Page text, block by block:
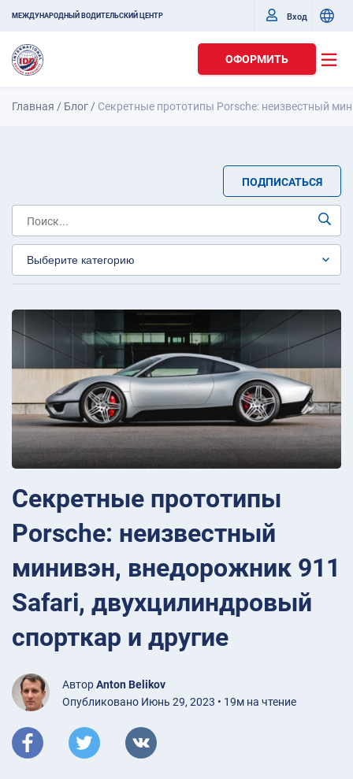
МЕЖДУНАРОДНЫЙ ВОДИТЕЛЬСКИЙ ЦЕНТР Вход
ОФОРМИТЬ
Главная / Блог / Секретные прототипы Porsche: неизвестный
ПОДПИСАТЬСЯ
Секретные прототипы
Porsche: неизвестный
минивэн, внедорожник 911
Safari, двухцилиндровый
спорткар и другие
АвторAnton Belikov
Опубликовано Июнь 29, 2023 • 19м на чтение